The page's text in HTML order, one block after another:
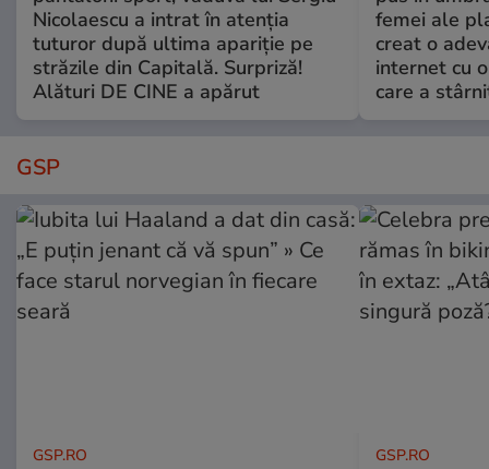
Nicolaescu a intrat în atenția
tuturor după ultima apariție pe
străzile din Capitală. Surpriză!
Alături DE CINE a apărut
femei ale
creat o
internet cu
care a
GSP
GSP.RO GSP.RO